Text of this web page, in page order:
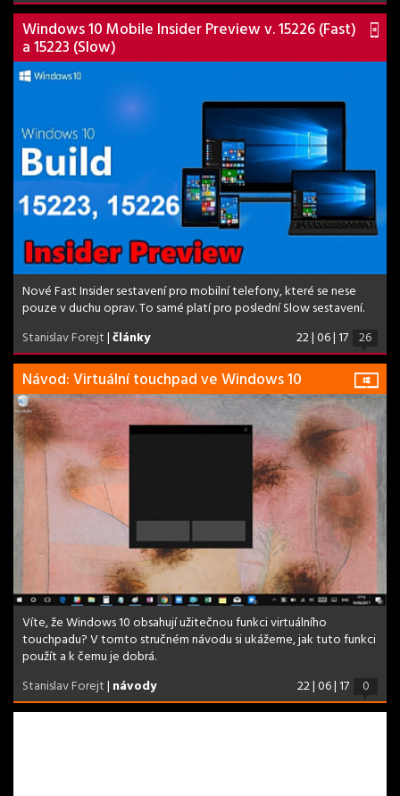
Windows 10 Mobile Insider Preview v. 15226 (Fast)
a 15223 (Slow)
Nové Fast Insider sestavení pro mobilní telefony, které se nese
pouze v duchu oprav. To samé platí pro poslední Slow sestavení.
Stanislav Forejt|články 22 | 06 | 17 26
Návod: Virtuální touchpad ve Windows 10
Víte, že Windows 10 obsahují užitečnou funkci virtuálního
touchpadu? V tomto stručném návodu si ukážeme, jak tuto funkci
použít a k čemu je dobrá.
Stanislav Forejt| návody 22 | 06 | 17 0